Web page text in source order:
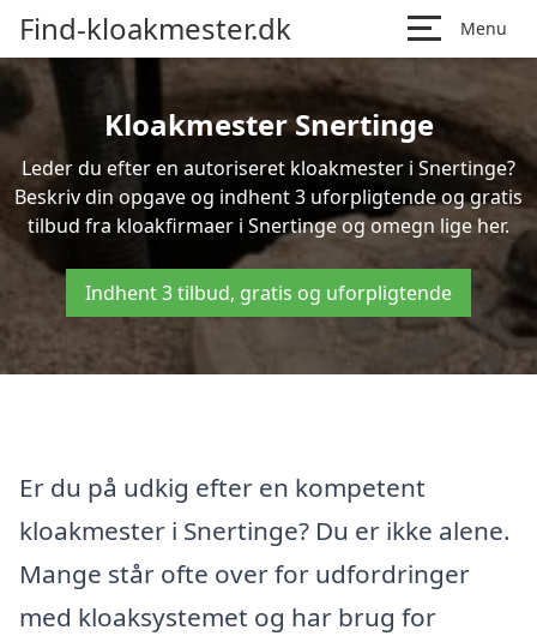
Find-kloakmester.dk Menu
Kloakmester Snertinge
Leder du efter en autoriseret kloakmester i Snertinge?
Beskriv din opgave og indhent 3 uforpligtende og gratis
tilbud fra kloakfirmaer i Snertinge og omegn lige her.
Indhent 3 tilbud, gratis og uforpligtende
Er du på udkig efter en kompetent
kloakmester i Snertinge? Du er ikke alene.
Mange står ofte over for udfordringer
med kloaksystemet og har brug for